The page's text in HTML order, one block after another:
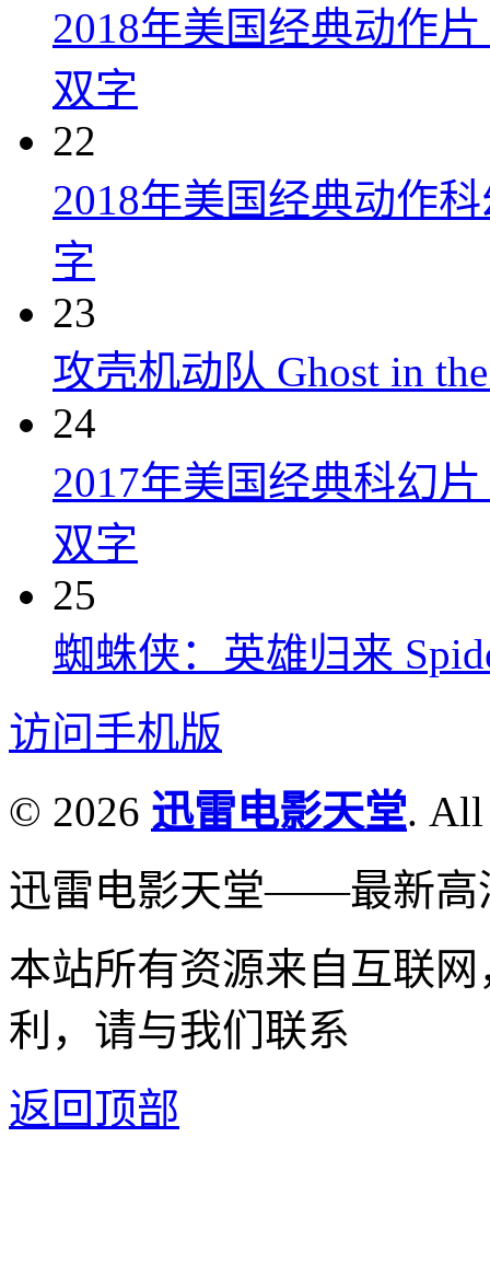
2018年美国经典动作
双字
22
2018年美国经典动作
字
23
攻壳机动队 Ghost in
24
2017年美国经典科幻
双字
25
蜘蛛侠：英雄归来
访问手机版
© 2026 迅雷电影天堂. All
迅雷电影天堂——最新高
本站所有资源来自互联
利，请与我们联系
返回顶部